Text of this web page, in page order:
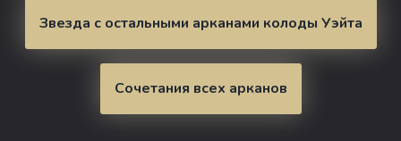
Звезда с остальными арканами колоды Уэйта
Сочетания всех арканов